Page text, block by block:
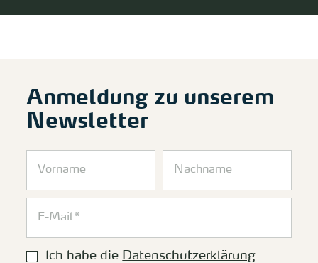
Anmeldung zu unserem
Newsletter
Ich habe die Datenschutzerklärung